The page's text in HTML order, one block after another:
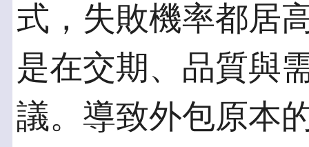
式，失敗機率都居
是在交期、品質與
議。導致外包原本